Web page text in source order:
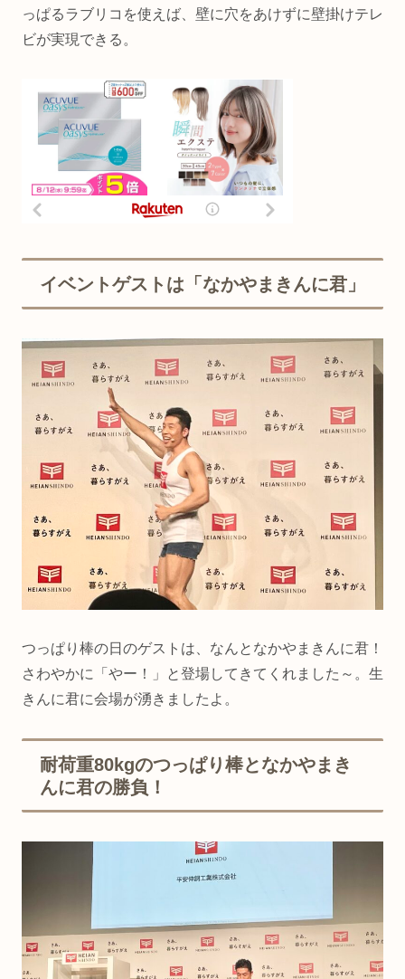
っぱるラブリコを使えば、壁に穴をあけずに壁掛けテレ
ビが実現できる。
イベントゲストは「なかやまきんに君」
つっぱり棒の日のゲストは、なんとなかやまきんに君！
さわやかに「やー！」と登場してきてくれました～。生
きんに君に会場が湧きましたよ。
耐荷重80kgのつっぱり棒となかやまき
んに君の勝負！